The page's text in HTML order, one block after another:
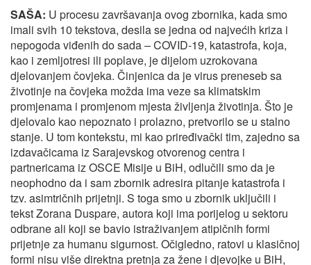
SAŠA: U procesu završavanja ovog zbornika, kada smo
imali svih 10 tekstova, desila se jedna od najvećih kriza i
nepogoda viđenih do sada – COVID-19, katastrofa, koja,
kao i zemljotresi ili poplave, je dijelom uzrokovana
djelovanjem čovjeka. Činjenica da je virus preneseb sa
životinje na čovjeka možda ima veze sa klimatskim
promjenama i promjenom mjesta življenja životinja. Što je
djelovalo kao nepoznato i prolazno, pretvorilo se u stalno
stanje. U tom kontekstu, mi kao priređivački tim, zajedno sa
izdavačicama iz Sarajevskog otvorenog centra i
partnericama iz OSCE Misije u BiH, odlučili smo da je
neophodno da i sam zbornik adresira pitanje katastrofa i
tzv. asimtričnih prijetnji. S toga smo u zbornik uključili i
tekst Zorana Duspare, autora koji ima porijelog u sektoru
odbrane ali koji se bavio istraživanjem atipičnih formi
prijetnje za humanu sigurnost. Očigledno, ratovi u klasičnoj
formi nisu više direktna pretnja za žene i djevojke u BiH,